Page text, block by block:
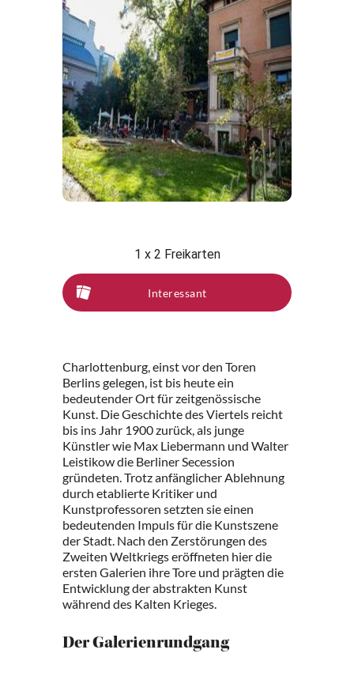
1 x 2 Freikarten
Interessant
Charlottenburg, einst vor den Toren
Berlins gelegen, ist bis heute ein
bedeutender Ort für zeitgenössische
Kunst. Die Geschichte des Viertels reicht
bis ins Jahr 1900 zurück, als junge
Künstler wie Max Liebermann und Walter
Leistikow die Berliner Secession
gründeten. Trotz anfänglicher Ablehnung
durch etablierte Kritiker und
Kunstprofessoren setzten sie einen
bedeutenden Impuls für die Kunstszene
der Stadt. Nach den Zerstörungen des
Zweiten Weltkriegs eröffneten hier die
ersten Galerien ihre Tore und prägten die
Entwicklung der abstrakten Kunst
während des Kalten Krieges.
Der Galerienrundgang